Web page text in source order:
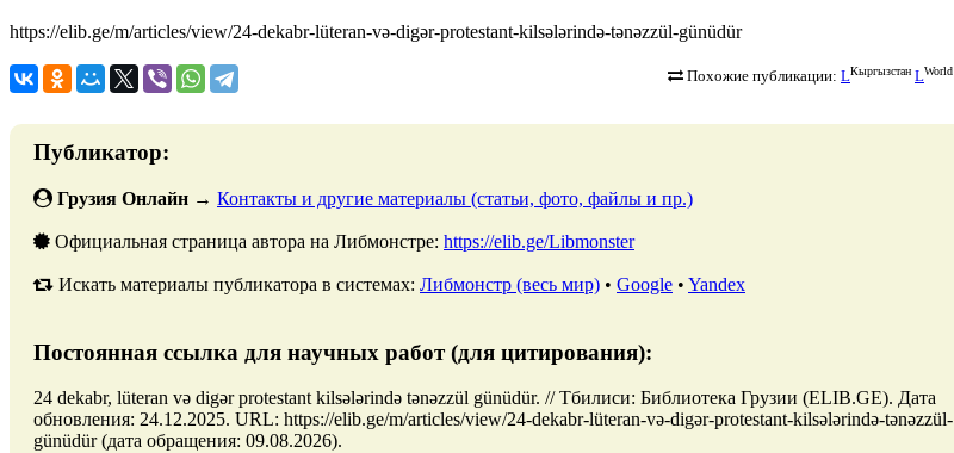
https://elib.ge/m/articles/view/24-dekabr-lüteran-və-digər-protestant-kilsələrində-tənəzzül-günüdür
Похожие публикации: LКыргызстан LWorld
Публикатор:
Грузия Онлайн → Контакты и другие материалы (статьи, фото, файлы и пр.)
Официальная страница автора на Либмонстре: https://elib.ge/Libmonster
Искать материалы публикатора в системах: Либмонстр (весь мир) • Google • Yandex
Постоянная ссылка для научных работ (для цитирования):
24 dekabr, lüteran və digər protestant kilsələrində tənəzzül günüdür. // Тбилиси: Библиотека Грузии (ELIB.GE). Дата
обновления: 24.12.2025. URL: https://elib.ge/m/articles/view/24-dekabr-lüteran-və-digər-protestant-kilsələrində-tənəzzül-
günüdür (дата обращения: 09.08.2026).